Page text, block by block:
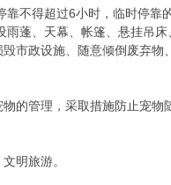
靠不得超过6小时，临时停靠
蓬、天幕、帐篷、悬挂吊床
市政设施、随意倾倒废弃物
的管理，采取措施防止宠物
明旅游。